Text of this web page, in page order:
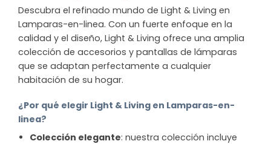
Descubra el refinado mundo de Light & Living en
Lamparas-en-linea. Con un fuerte enfoque en la
calidad y el diseño, Light & Living ofrece una amplia
colección de accesorios y pantallas de lámparas
que se adaptan perfectamente a cualquier
habitación de su hogar.
¿Por qué elegir Light & Living en Lamparas-en-
linea?
Colección elegante: nuestra colección incluye